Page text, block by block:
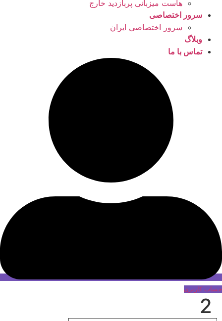
هاست میزبانی پربازدید خارج
سرور اختصاصی
سرور اختصاصی ایران
وبلاگ
تماس با ما
حساب کاربری
2